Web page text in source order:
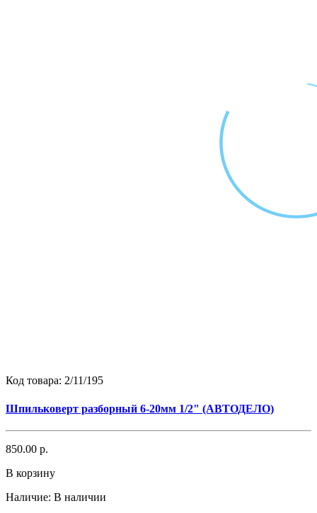
Код товара: 2/11/195
Шпильковерт разборный 6-20мм 1/2" (АВТОДЕЛО)
850.00 р.
В корзину
Наличие: В наличии